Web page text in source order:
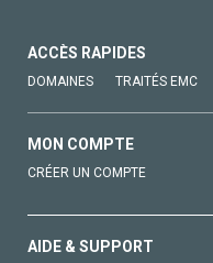
ACCÈS RAPIDES
DOMAINES TRAITÉS EMC
MON COMPTE
CRÉER UN COMPTE
AIDE & SUPPORT